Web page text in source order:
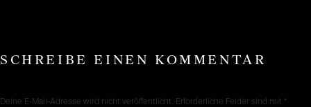
SCHREIBE EINEN KOMMENTAR
Deine E-Mail-Adresse wird nicht veröffentlicht. Erforderliche Felder sind mit *